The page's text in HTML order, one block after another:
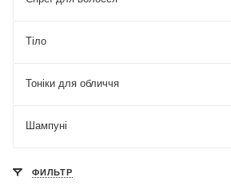
Тіло
Тоніки для обличчя
Шампуні
ФИЛЬТР